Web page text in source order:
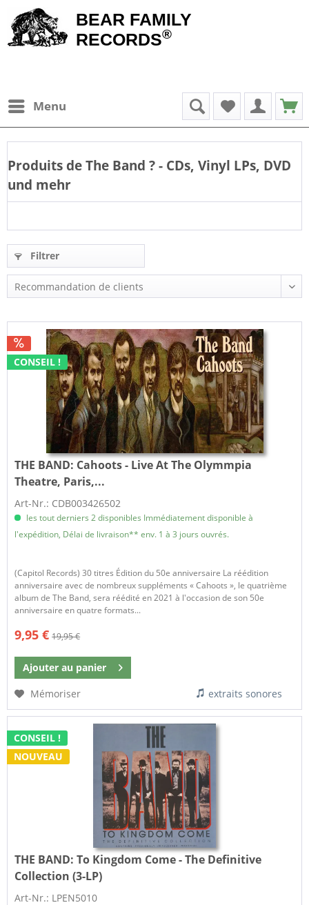
BEAR FAMILY
RECORDS®
Menu
Produits deThe Band ? - CDs, Vinyl LPs, DVD
und mehr
Filtrer
CONSEIL !
THE BAND: Cahoots - Live At The Olymmpia
Theatre, Paris,...
Art-Nr.: CDB003426502
les tout derniers 2 disponibles Immédiatement disponible à
l'expédition, Délai de livraison** env. 1 à 3 jours ouvrés.
(Capitol Records) 30 titres Édition du 50e anniversaire La réédition
anniversaire avec de nombreux suppléments « Cahoots », le quatrième
album de The Band, sera réédité en 2021 à l'occasion de son 50e
anniversaire en quatre formats...
9,95 € 19,95 €
Ajouter au panier
Mémoriser
extraits sonores
CONSEIL !
NOUVEAU
THE BAND: To Kingdom Come - The Definitive
Collection (3-LP)
Art-Nr.: LPEN5010